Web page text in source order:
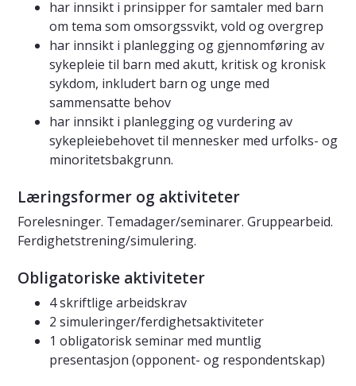
har innsikt i prinsipper for samtaler med barn
om tema som omsorgssvikt, vold og overgrep
har innsikt i planlegging og gjennomføring av
sykepleie til barn med akutt, kritisk og kronisk
sykdom, inkludert barn og unge med
sammensatte behov
har innsikt i planlegging og vurdering av
sykepleiebehovet til mennesker med urfolks- og
minoritetsbakgrunn.
Læringsformer og aktiviteter
Forelesninger. Temadager/seminarer. Gruppearbeid.
Ferdighetstrening/simulering.
Obligatoriske aktiviteter
4 skriftlige arbeidskrav
2 simuleringer/ferdighetsaktiviteter
1 obligatorisk seminar med muntlig
presentasjon (opponent- og respondentskap)